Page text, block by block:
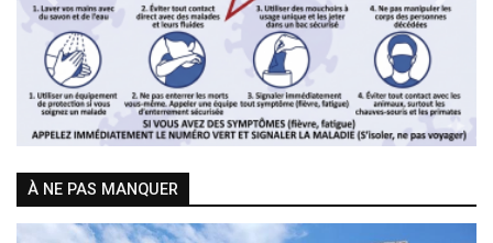
Previous Next
À NE PAS MANQUER